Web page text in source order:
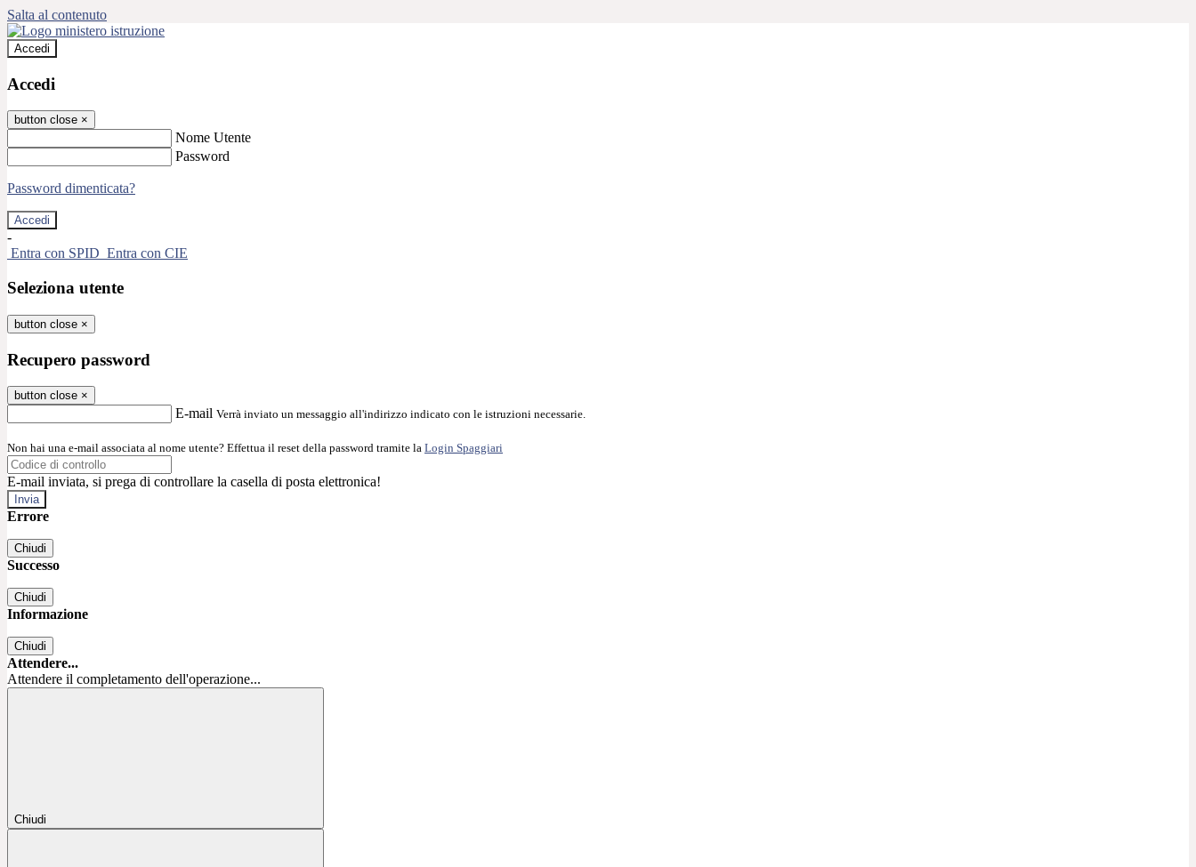
Salta al contenuto
Accedi
Accedi
button close ×
Nome Utente
Password
Password dimenticata?
-
Entra con SPID Entra con CIE
Seleziona utente
button close ×
Recupero password
button close ×
E-mail Verrà inviato un messaggio all'indirizzo indicato con le istruzioni necessarie.
Non hai una e-mail associata al nome utente? Effettua il reset della password tramite la Login Spaggiari
E-mail inviata, si prega di controllare la casella di posta elettronica!
Errore
Chiudi
Successo
Chiudi
Informazione
Chiudi
Attendere...
Attendere il completamento dell'operazione...
Chiudi